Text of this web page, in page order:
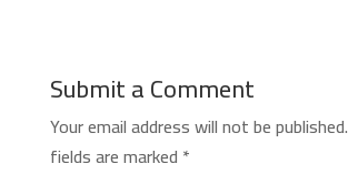
Submit a Comment
Your email address will not be published.
fields are marked *